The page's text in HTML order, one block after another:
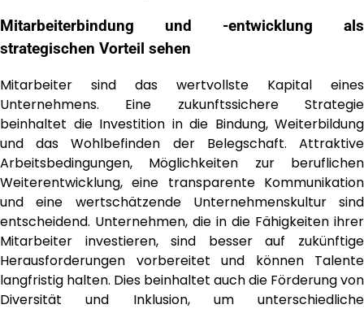
Mitarbeiterbindung und -entwicklung als
strategischen Vorteil sehen
Mitarbeiter sind das wertvollste Kapital eines
Unternehmens. Eine zukunftssichere Strategie
beinhaltet die Investition in die Bindung, Weiterbildung
und das Wohlbefinden der Belegschaft. Attraktive
Arbeitsbedingungen, Möglichkeiten zur beruflichen
Weiterentwicklung, eine transparente Kommunikation
und eine wertschätzende Unternehmenskultur sind
entscheidend. Unternehmen, die in die Fähigkeiten ihrer
Mitarbeiter investieren, sind besser auf zukünftige
Herausforderungen vorbereitet und können Talente
langfristig halten. Dies beinhaltet auch die Förderung von
Diversität und Inklusion, um unterschiedliche